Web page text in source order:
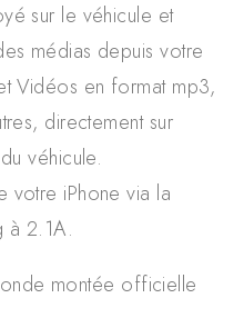
sur le véhicule et
médias depuis votre
Vidéos en format mp3,
directement sur
véhicule.
votre iPhone via la
à 2.1A.
montée officielle